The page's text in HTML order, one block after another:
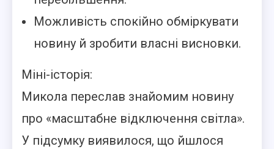
Можливість спокійно обміркувати
новину й зробити власні висновки.
Міні-історія:
Микола переслав знайомим новину
про «масштабне відключення світла».
У підсумку виявилося, що йшлося